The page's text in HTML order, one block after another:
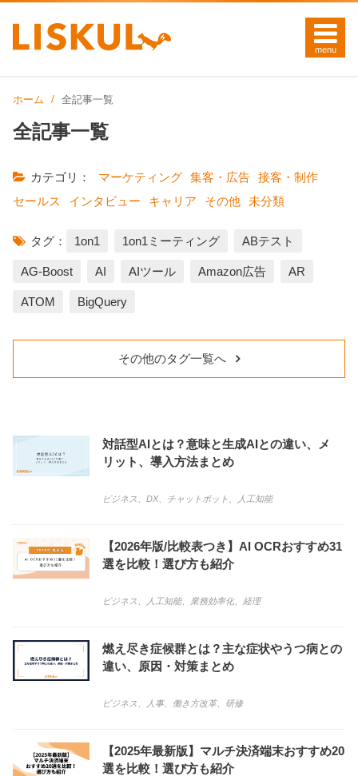
ホーム 全記事一覧
全記事一覧
カテゴリ： マーケティング 集客・広告 接客・制作
セールス
インタビュー キャリア その他 未分類
タグ： 1on1 1on1ミーティング ABテスト
AG-Boost AI AIツール Amazon広告 AR
ATOM BigQuery
その他のタグ一覧へ
対話型AIとは？意味と生成AIとの違い、メ
リット、導入方法まとめ
ビジネス DX、 チャットボット 人工知能
【2026年版/比較表つき】AI OCRおすすめ31
選を比較！選び方も紹介
ビジネス 人工知能、 業務効率化、 経理
燃え尽き症候群とは？主な症状やうつ病との
違い、原因・対策まとめ
ビジネス 人事、 働き方改革、 研修
【2025年最新版】マルチ決済端末おすすめ20
選を比較！選び方も紹介